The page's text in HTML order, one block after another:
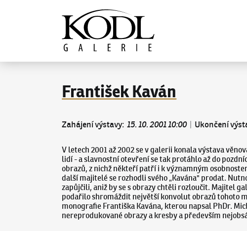
Galerie KODL
František Kaván
Zahájení výstavy:15. 10. 2001 10:00| Ukončení
V letech 2001 až 2002 se v galerii konala výstava
lidí - a slavnostní otevření se tak protáhlo až do
obrazů, z nichž někteří patří i k významným
další majitelé se rozhodli svého „Kavána" prodat.
zapůjčili, aniž by se s obrazy chtěli rozloučit. Majitel
podařilo shromáždit největší konvolut obrazů tohoto
monografie Františka Kavána, kterou napsal PhDr.
nereprodukované obrazy a kresby a především